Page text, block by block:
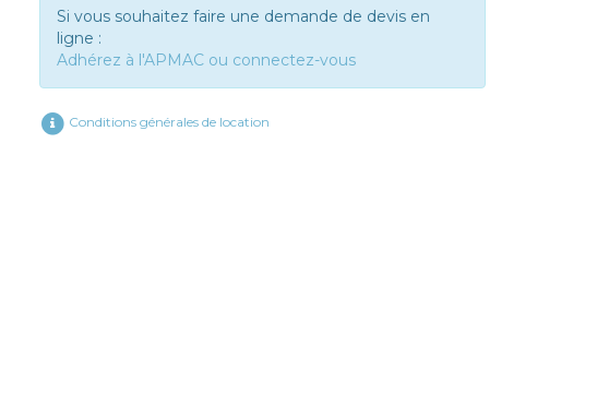
Si vous souhaitez faire une demande de devis en
ligne :
Adhérez à l'APMAC ou connectez-vous
Conditions générales de location